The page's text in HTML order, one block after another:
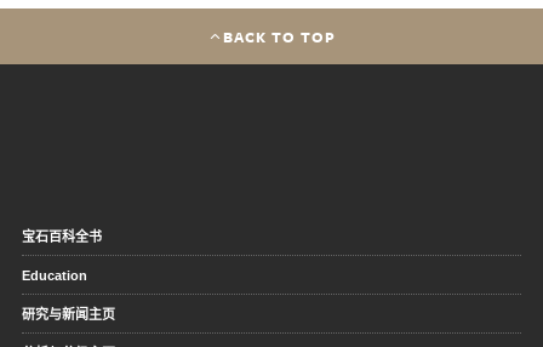
BACK TO TOP
宝石百科全书
Education
研究与新闻主页